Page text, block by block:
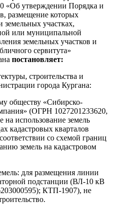
«Об утверждении Порядка и
размещение которых
земельных участках,
или муниципальной
земельных участков и
сервитута»
постановляет:
строительства и
города Кургана:
обществу «Сибирско-
(ОГРН 1027201233620,
использование земель
кадастровых кварталов
со схемой границ
земель на кадастровом
для размещения линии
подстанции (ВЛ-10 кВ
КТП-1907), не